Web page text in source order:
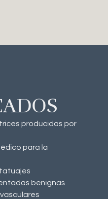
producidas por
para la
benignas